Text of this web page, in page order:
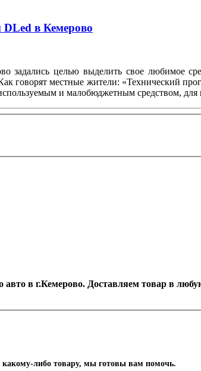
DLed в Кемерово
задались целью выделить свое любимое
говорят местные жители: «Технический
и малобюджетным средством, для
в г.Кемерово. Доставляем товар в
какому-либо товару, мы готовы вам помочь.